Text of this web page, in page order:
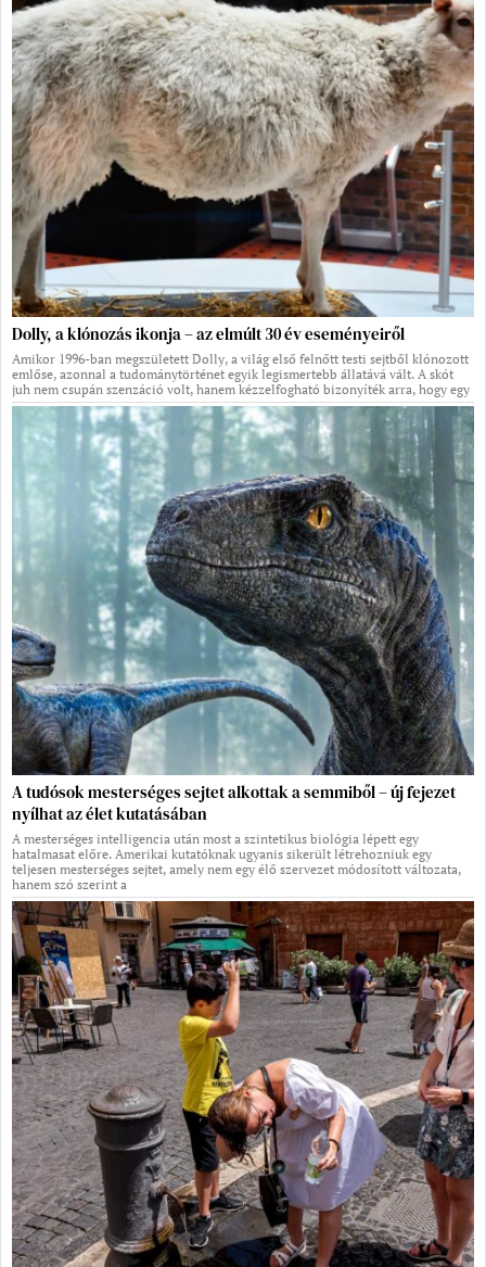
Dolly, a klónozás ikonja – az elmúlt 30 év eseményeiről
Amikor 1996-ban megszületett Dolly, a világ első felnőtt testi sejtből klónozott
emlőse, azonnal a tudománytörténet egyik legismertebb állatává vált. A skót
juh nem csupán szenzáció volt, hanem kézzelfogható bizonyíték arra, hogy egy
A tudósok mesterséges sejtet alkottak a semmiből – új fejezet
nyílhat az élet kutatásában
A mesterséges intelligencia után most a szintetikus biológia lépett egy
hatalmasat előre. Amerikai kutatóknak ugyanis sikerült létrehozniuk egy
teljesen mesterséges sejtet, amely nem egy élő szervezet módosított változata,
hanem szó szerint a